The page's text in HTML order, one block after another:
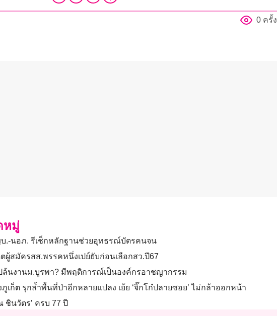
0 ครั้ง
หมู่
บ.-นอภ. รีเช็กหลักฐานช่วยอุทธรณ์บัตรคนจน
ผู้สมัครสส.พรรคหนึ่งเปย์ยับก่อนเลือกสว.ปี67
ปล้นงานม.บูรพา? มีพฤติการณ์เป็นองค์กรอาชญากรรม
ภูเก็ต รุกล้ำพื้นที่ป่าอีกหลายแปลง เย้ย ‘จิ๊กโก๋ปลายซอย’ ไม่กล้าออกหน้า
ชินวัตร’ ครบ 77 ปี